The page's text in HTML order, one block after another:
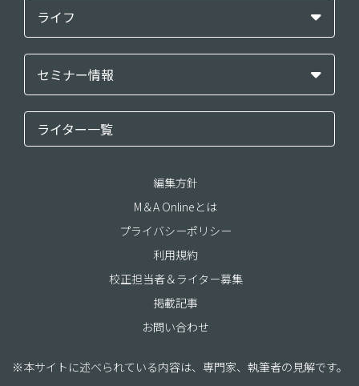
ライフ
セミナー情報
ライター一覧
編集方針
M＆A Onlineとは
プライバシーポリシー
利用規約
校正担当者＆ライター募集
掲載記事
お問い合わせ
※本サイトに述べられている内容は、専門家、執筆者の見解です。